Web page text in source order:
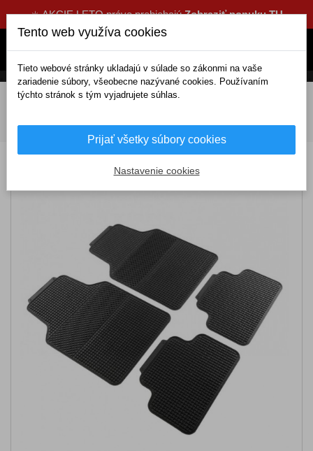
☀️ AKCIE LETO práve prebiehajúZobraziť ponuku TU
DOMOV Interiérové doplnky
sada autorhoží EVO
Tento web využíva cookies
Tieto webové stránky ukladajú v súlade so zákonmi na vaše
zariadenie súbory, všeobecne nazývané cookies. Používaním
týchto stránok s tým vyjadrujete súhlas.
Prijať všetky súbory cookies
Nastavenie cookies